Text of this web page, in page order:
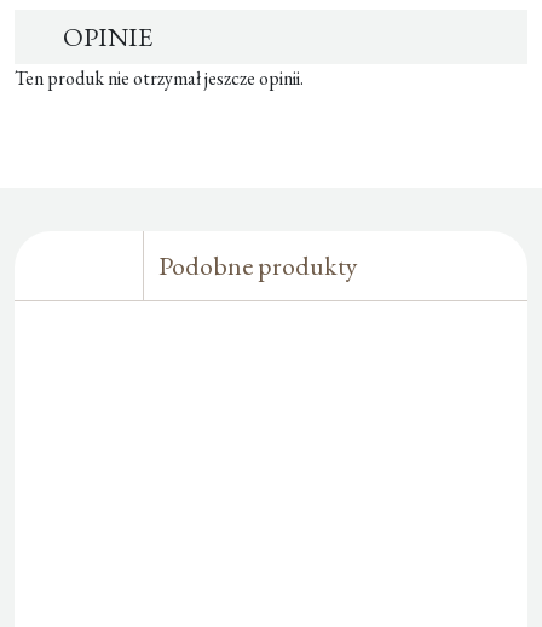
OPINIE
Ten produk nie otrzymał jeszcze opinii.
Podobne produkty